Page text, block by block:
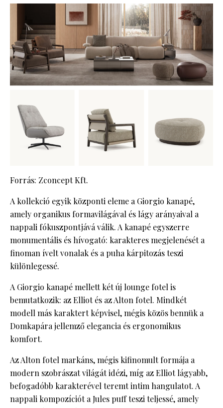
Forrás: Zconcept Kft.
A kollekció egyik központi eleme a Giorgio kanapé,
amely organikus formavilágával és lágy arányaival a
nappali fókuszpontjává válik. A kanapé egyszerre
monumentális és hívogató: karakteres megjelenését a
finoman ívelt vonalak és a puha kárpitozás teszi
különlegessé.
A Giorgio kanapé mellett két új lounge fotel is
bemutatkozik: az Elliot és az Alton fotel. Mindkét
modell más karaktert képvisel, mégis közös bennük a
Domkapára jellemző elegancia és ergonomikus
komfort.
Az Alton fotel markáns, mégis kifinomult formája a
modern szobrászat világát idézi, míg az Elliot lágyabb,
befogadóbb karakterével teremt intim hangulatot. A
nappali kompozíciót a Jules puff teszi teljessé, amely